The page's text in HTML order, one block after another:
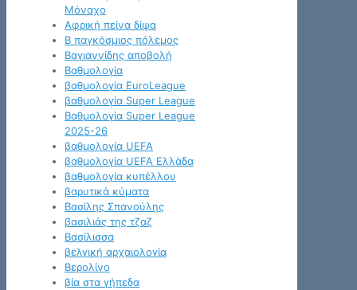
Μόναχο
Αφρική πείνα δίψα
Β παγκόσμιος πόλεμος
Βαγιαννίδης αποβολή
Βαθμολογία
βαθμολογία EuroLeague
βαθμολογία Super League
Βαθμολογία Super League
2025-26
βαθμολογία UEFA
βαθμολογία UEFA Ελλάδα
βαθμολογία κυπέλλου
βαρυτικά κύματα
Βασίλης Σπανούλης
βασιλιάς της τζαζ
Βασίλισσα
βελγική αρχαιολογία
Βερολίνο
βία στα γήπεδα